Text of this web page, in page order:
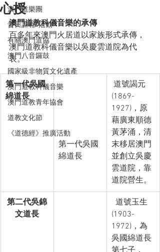
澳門道樂團
昔日課程/活動
有關澳門道協
澳門八音鑼鼓
國家級非物質文化遺產
澳門道教科儀音樂
澳門道教青年協會
道教文化節
《道德經》推廣活動
心授
澳門道教科儀音樂的承傳
百多年來澳門火居道以家族形式承傳，
澳門道教科儀音樂以吳慶雲道院為代
表。
第一代吳國
綿道長
第一代吳國
綿道長
道號謁元
(1869-
1927)，原
藉廣東順德
黃茅涌，清
末移居澳門
並創立吳慶
雲道院，靠
道院營生。
第二代吳錦
文道長
道號玉生
(1903-
1972)，為
吳國綿道長